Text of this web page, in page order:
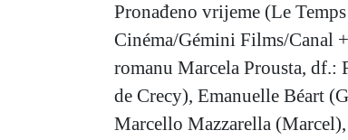
Pronađeno vrijeme (Le
Cinéma/Gémini Films/Canal
romanu Marcela Prousta, df.:
de Crecy), Emanuelle Béart
Marcello Mazzarella